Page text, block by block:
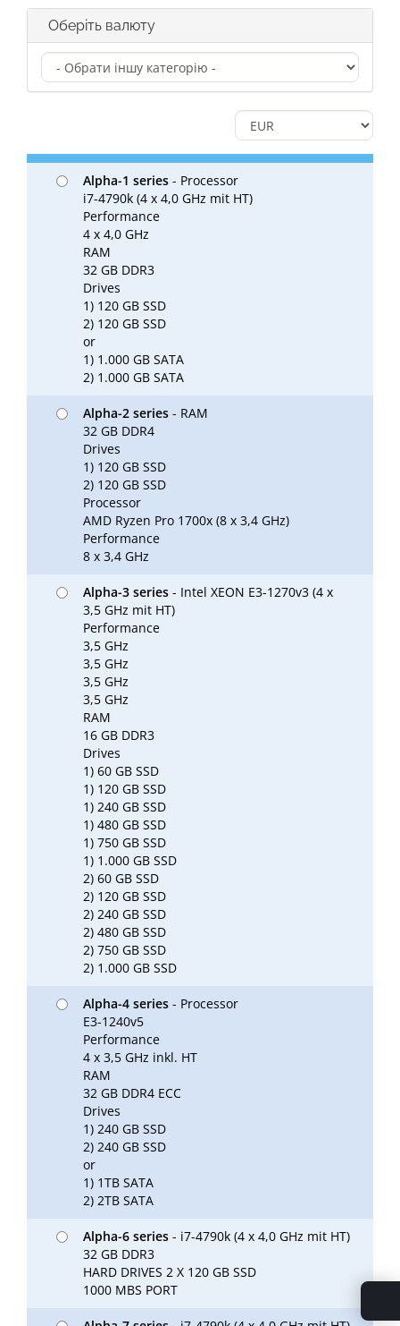
Оберіть валюту
Alpha-1 series - Processor
i7-4790k (4 x 4,0 GHz mit HT)
Performance
4 x 4,0 GHz
RAM
32 GB DDR3
Drives
1) 120 GB SSD
2) 120 GB SSD
or
1) 1.000 GB SATA
2) 1.000 GB SATA
Alpha-2 series - RAM
32 GB DDR4
Drives
1) 120 GB SSD
2) 120 GB SSD
Processor
AMD Ryzen Pro 1700x (8 x 3,4 GHz)
Performance
8 x 3,4 GHz
Alpha-3 series - Intel XEON E3-1270v3 (4 x
3,5 GHz mit HT)
Performance
3,5 GHz
3,5 GHz
3,5 GHz
3,5 GHz
RAM
16 GB DDR3
Drives
1) 60 GB SSD
1) 120 GB SSD
1) 240 GB SSD
1) 480 GB SSD
1) 750 GB SSD
1) 1.000 GB SSD
2) 60 GB SSD
2) 120 GB SSD
2) 240 GB SSD
2) 480 GB SSD
2) 750 GB SSD
2) 1.000 GB SSD
Alpha-4 series - Processor
E3-1240v5
Performance
4 x 3,5 GHz inkl. HT
RAM
32 GB DDR4 ECC
Drives
1) 240 GB SSD
2) 240 GB SSD
or
1) 1TB SATA
2) 2TB SATA
Alpha-6 series - i7-4790k (4 x 4,0 GHz mit HT)
32 GB DDR3
HARD DRIVES 2 X 120 GB SSD
1000 MBS PORT